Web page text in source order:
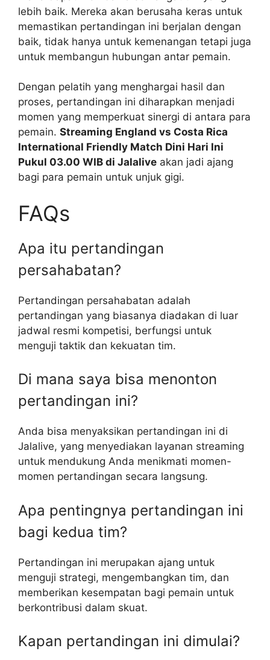
lebih baik. Mereka akan berusaha keras untuk
memastikan pertandingan ini berjalan dengan
baik, tidak hanya untuk kemenangan tetapi juga
untuk membangun hubungan antar pemain.
Dengan pelatih yang menghargai hasil dan
proses, pertandingan ini diharapkan menjadi
momen yang memperkuat sinergi di antara para
pemain. Streaming England vs Costa Rica
International Friendly Match Dini Hari Ini
Pukul 03.00 WIB di Jalalive akan jadi ajang
bagi para pemain untuk unjuk gigi.
FAQs
Apa itu pertandingan
persahabatan?
Pertandingan persahabatan adalah
pertandingan yang biasanya diadakan di luar
jadwal resmi kompetisi, berfungsi untuk
menguji taktik dan kekuatan tim.
Di mana saya bisa menonton
pertandingan ini?
Anda bisa menyaksikan pertandingan ini di
Jalalive, yang menyediakan layanan streaming
untuk mendukung Anda menikmati momen-
momen pertandingan secara langsung.
Apa pentingnya pertandingan ini
bagi kedua tim?
Pertandingan ini merupakan ajang untuk
menguji strategi, mengembangkan tim, dan
memberikan kesempatan bagi pemain untuk
berkontribusi dalam skuat.
Kapan pertandingan ini dimulai?